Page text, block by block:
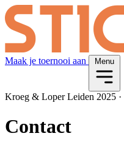
Maak je toernooi aan Menu
Kroeg & Loper Leiden 2025 ·
Contact